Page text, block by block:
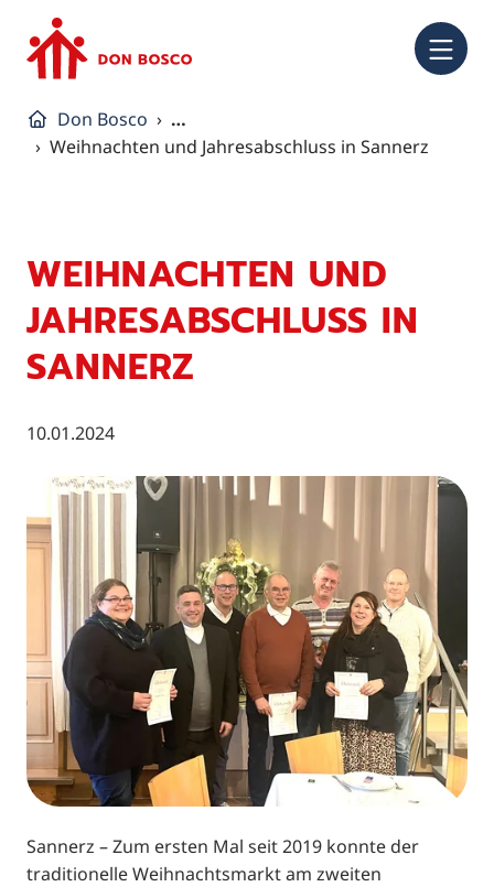
Don Bosco
…
Weihnachten und Jahresabschluss in Sannerz
WEIHNACHTEN UND
JAHRESABSCHLUSS IN
SANNERZ
10.01.2024
Sannerz – Zum ersten Mal seit 2019 konnte der
traditionelle Weihnachtsmarkt am zweiten